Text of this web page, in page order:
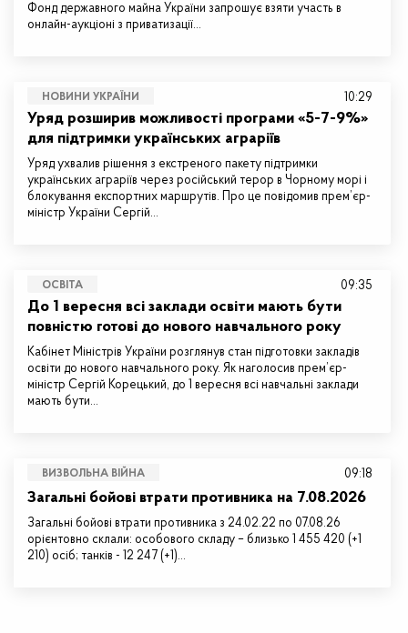
Фонд державного майна України запрошує взяти участь в
онлайн-аукціоні з приватизації…
НОВИНИ УКРАЇНИ
Уряд розширив можливості програми «5-7-9%»
для підтримки українських аграріїв
Уряд ухвалив рішення з екстреного пакету підтримки
українських аграріїв через російський терор в Чорному морі і
блокування експортних маршрутів. Про це повідомив прем’єр-
міністр України Сергій…
10:29
ОСВІТА
До 1 вересня всі заклади освіти мають бути
повністю готові до нового навчального року
Кабінет Міністрів України розглянув стан підготовки закладів
освіти до нового навчального року. Як наголосив прем’єр-
міністр Сергій Корецький, до 1 вересня всі навчальні заклади
мають бути…
09:35
ВИЗВОЛЬНА ВІЙНА
Загальні бойові втрати противника на 7.08.2026
Загальні бойові втрати противника з 24.02.22 по 07.08.26
орієнтовно склали: особового складу – близько 1 455 420 (+1
210) осіб; танків - 12 247 (+1)…
09:18